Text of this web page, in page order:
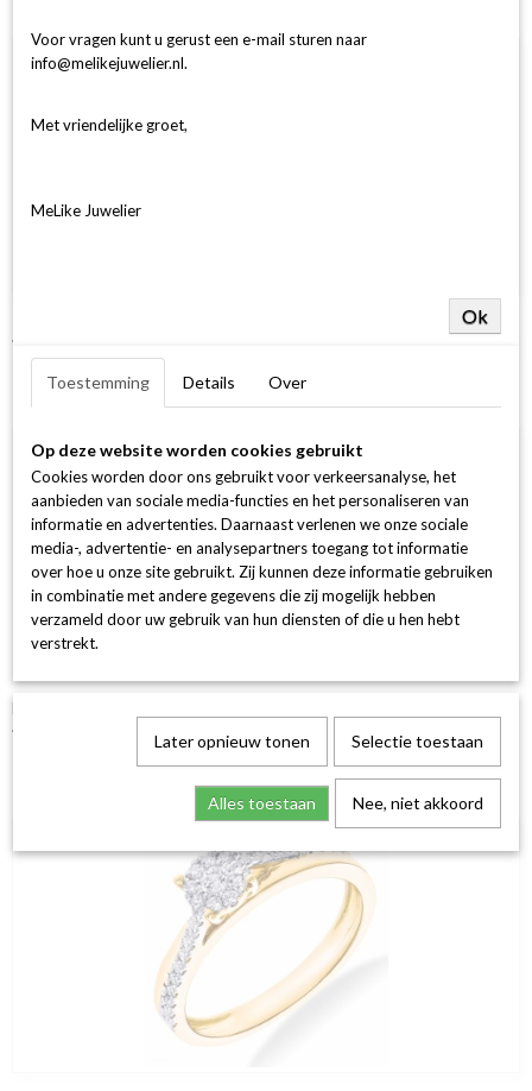
€ 1.249,00
Halo Ring Rond 30-0.25 /1-0.30 G si 18k 750 geel goud
€ 2.499,00
Voor vragen kunt u gerust een e-mail sturen naar
info@melikejuwelier.nl.
Met vriendelijke groet,
MeLike Juwelier
Ok
Toestemming Details Over
Op deze website worden cookies gebruikt
Cookies worden door ons gebruikt voor verkeersanalyse, het
aanbieden van sociale media-functies en het personaliseren van
informatie en advertenties. Daarnaast verlenen we onze sociale
media-, advertentie- en analysepartners toegang tot informatie
over hoe u onze site gebruikt. Zij kunnen deze informatie gebruiken
in combinatie met andere gegevens die zij mogelijk hebben
verzameld door uw gebruik van hun diensten of die u hen hebt
verstrekt.
Later opnieuw tonen Selectie toestaan
Alles toestaan Nee, niet akkoord